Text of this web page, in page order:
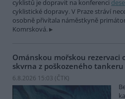
cyklistů je dopravit na konferenci
cyklistické dopravy. V Praze stráví
osobně přivítala náměstkyně
Komrsková.
Ománskou mořskou rezervaci
skvrna z poškozeného tankeru
6.8.2026 15:03 (ČTK)